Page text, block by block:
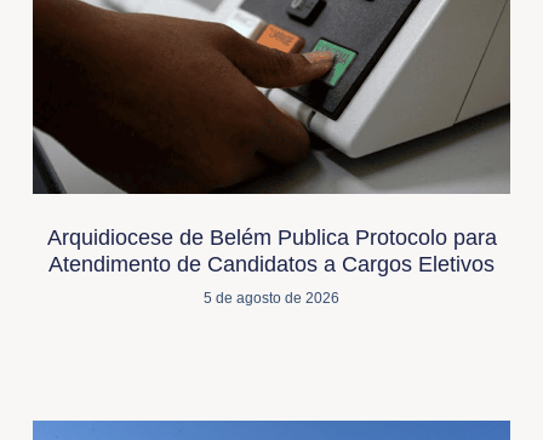
Arquidiocese de Belém Publica Protocolo para
Atendimento de Candidatos a Cargos Eletivos
5 de agosto de 2026